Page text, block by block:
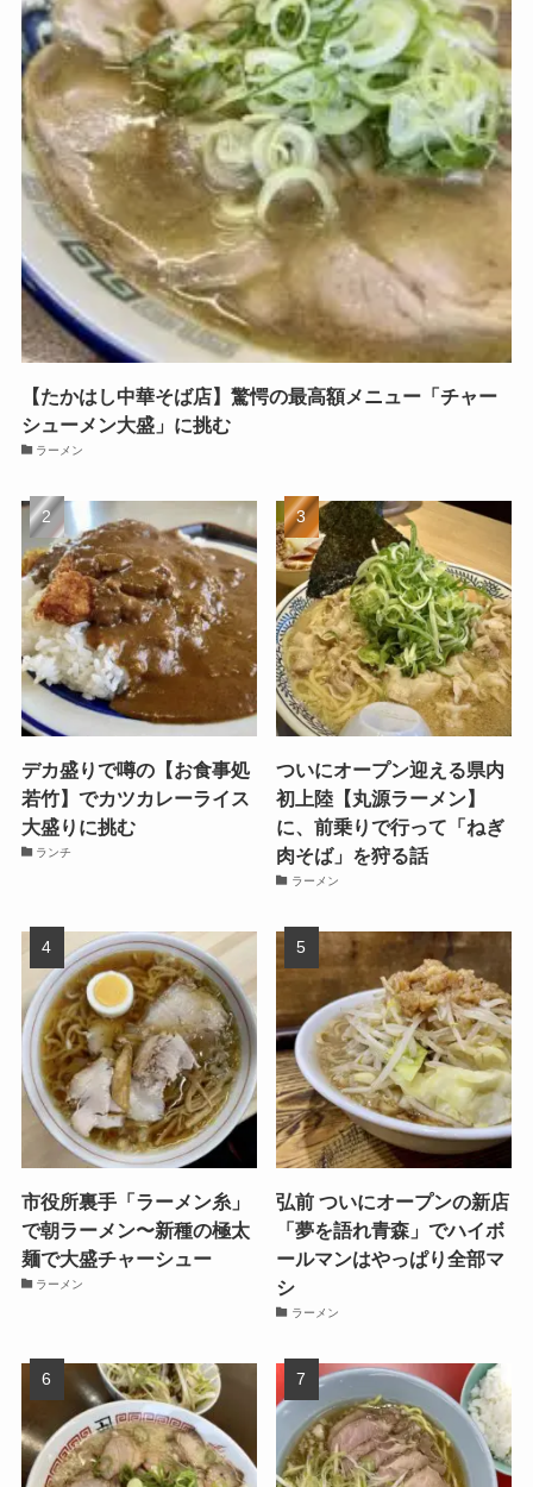
【たかはし中華そば店】驚愕の最高額メニュー「チャー
シューメン大盛」に挑む
ラーメン
デカ盛りで噂の【お食事処
若竹】でカツカレーライス
大盛りに挑む
ランチ
ついにオープン迎える県内
初上陸【丸源ラーメン】
に、前乗りで行って「ねぎ
肉そば」を狩る話
ラーメン
市役所裏手「ラーメン糸」
で朝ラーメン〜新種の極太
麺で大盛チャーシュー
ラーメン
弘前 ついにオープンの新店
「夢を語れ青森」でハイボ
ールマンはやっぱり全部マ
シ
ラーメン